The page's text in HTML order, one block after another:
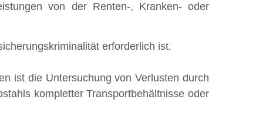
von der Renten-, Kranken- oder
erforderlich ist.
ist die Untersuchung von Verlusten durch
kompletter Transportbehältnisse oder